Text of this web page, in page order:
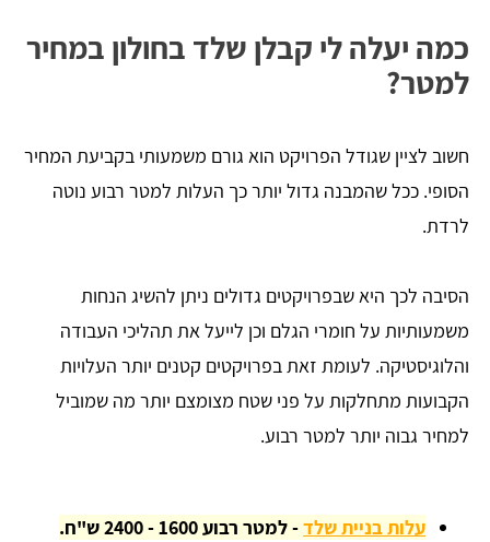
כמה יעלה לי קבלן שלד בחולון במחיר
למטר?
חשוב לציין שגודל הפרויקט הוא גורם משמעותי בקביעת המחיר
הסופי. ככל שהמבנה גדול יותר כך העלות למטר רבוע נוטה
לרדת.
הסיבה לכך היא שבפרויקטים גדולים ניתן להשיג הנחות
משמעותיות על חומרי הגלם וכן לייעל את תהליכי העבודה
והלוגיסטיקה. לעומת זאת בפרויקטים קטנים יותר העלויות
הקבועות מתחלקות על פני שטח מצומצם יותר מה שמוביל
למחיר גבוה יותר למטר רבוע.
עלות בניית שלד- למטר רבוע1600 - 2400 ש"ח.